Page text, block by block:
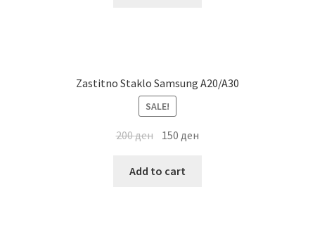
Zastitno Staklo Samsung A20/A30
SALE!
200ден 150 ден
Add to cart